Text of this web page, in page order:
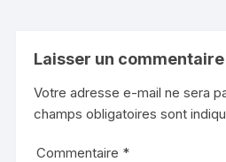
Laisser un commentaire
Votre adresse e-mail ne sera
champs obligatoires sont
Commentaire *